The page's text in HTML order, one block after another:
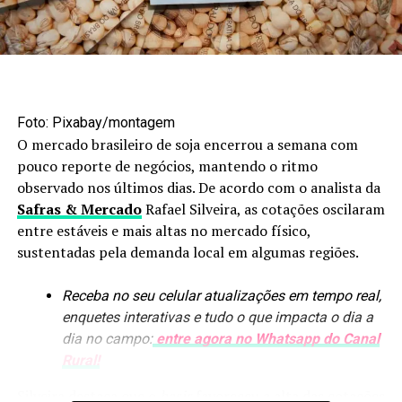
processamento
Os biocombustíveis estão entre os segmentos que mais
avançaram nesse processo. Em nove anos, a produção de
etanol passou de 1,6 bilhão para uma previsão de
bilhões de litros
. A arrecadação de ICMS do setor
também aumentou, de R$ 300 milhões para mais de R$ 4
bilhões.
O crescimento das usinas trouxe novos produtos para
dentro da cadeia, como óleo de milho e DDG, utilizado
Foto: Pixabay/montagem
O mercado brasileiro de soja encerrou a semana com
pouco reporte de negócios, mantendo o ritmo
observado nos últimos dias. De acordo com o analista da
Safras & MercadoRafael Silveira, as cotações oscilaram
entre estáveis e mais altas no mercado físico,
sustentadas pela demanda local em algumas regiões.
Receba no seu celular atualizações em tempo real,
enquetes interativas e tudo o que impacta o dia a
dia no campo: entre agora no Whatsapp do Canal
Rural!